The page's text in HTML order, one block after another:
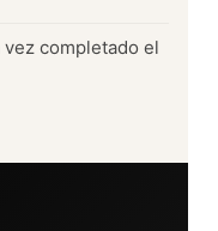
completado el